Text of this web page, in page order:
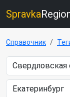
Spravka
Справочник